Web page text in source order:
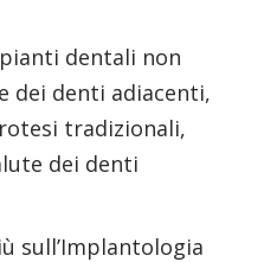
dentali non
dei denti adiacenti,
tradizionali,
dei denti
sull’Implantologia